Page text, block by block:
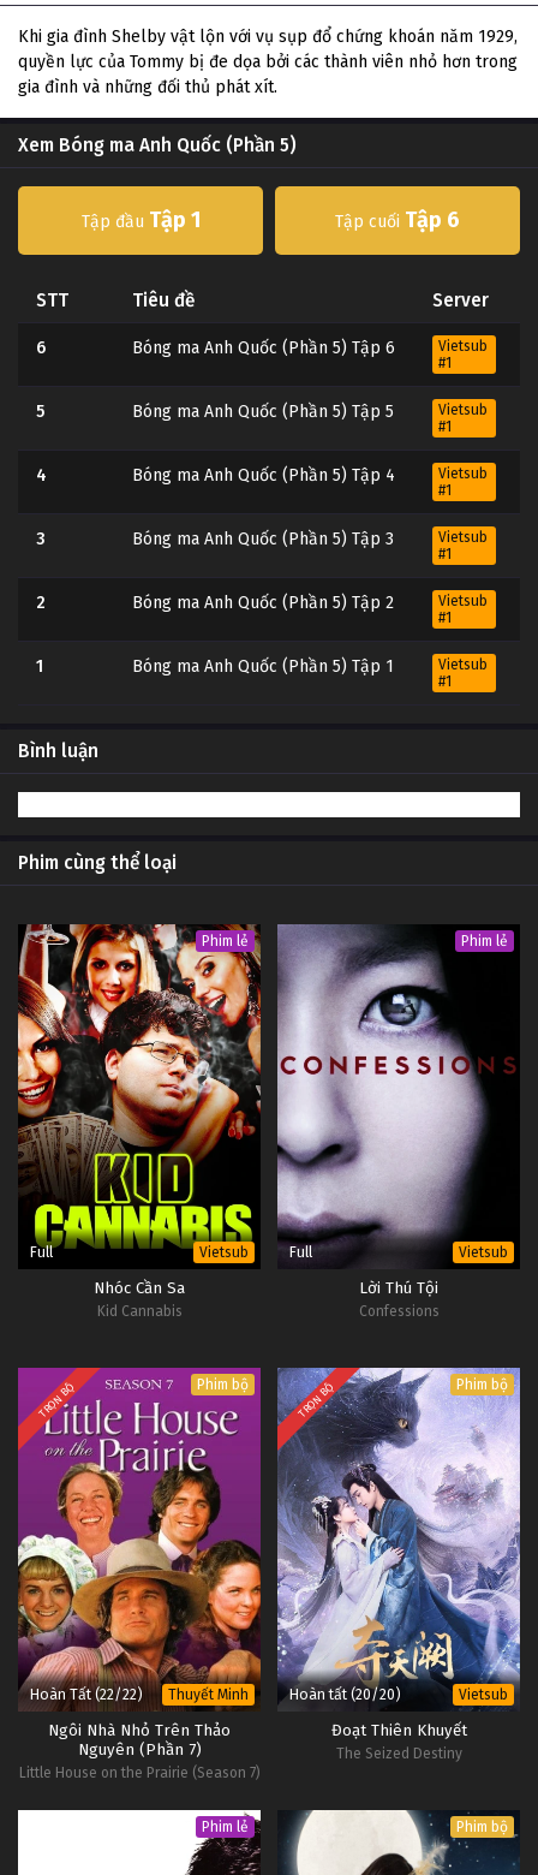
Khi gia đình Shelby vật lộn với vụ sụp đổ chứng khoán năm 1929,
quyền lực của Tommy bị đe dọa bởi các thành viên nhỏ hơn trong
gia đình và những đối thủ phát xít.
Xem Bóng ma Anh Quốc (Phần 5)
Tập đầu Tập 1 Tập cuối Tập 6
STT Tiêu đề Server
6 Bóng ma Anh Quốc (Phần 5) Tập 6
Vietsub
#1
5 Bóng ma Anh Quốc (Phần 5) Tập 5
Vietsub
#1
4 Bóng ma Anh Quốc (Phần 5) Tập 4
Vietsub
#1
3 Bóng ma Anh Quốc (Phần 5) Tập 3
Vietsub
#1
2 Bóng ma Anh Quốc (Phần 5) Tập 2
Vietsub
#1
1 Bóng ma Anh Quốc (Phần 5) Tập 1
Vietsub
#1
Bình luận
Phim cùng thể loại
Phim lẻ
Full Vietsub
Nhóc Cần Sa
Kid Cannabis
Phim lẻ
Full Vietsub
Lời Thú Tội
Confessions
TRỌN BỘ Phim bộ
Hoàn Tất (22/22) Thuyết Minh
Ngôi Nhà Nhỏ Trên Thảo
Nguyên (Phần 7)
Little House on the Prairie (Season 7)
TRỌN BỘ Phim bộ
Hoàn tất (20/20) Vietsub
Đoạt Thiên Khuyết
The Seized Destiny
Phim lẻ Phim bộ